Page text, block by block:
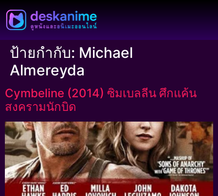
ป้ายกำกับ: Michael
Almereyda
Cymbeline (2014) ซิมเบลลีน ศึกแค้น
สงครามนักบิด